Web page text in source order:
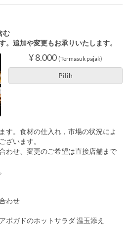
む
。追加や変更もお承りいたします。
¥ 8.000 (Termasuk pajak)
Pilih
す。食材の仕入れ，市場の状況によ
ざいます。
わせ、変更のご希望は直接店舗まで
わせ
ガドのホットサラダ 温玉添え